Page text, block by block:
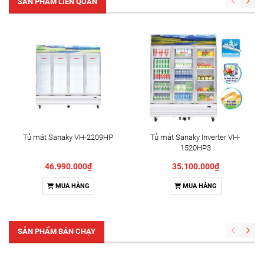
Tủ mát Sanaky VH-2209HP
46.990.000₫
MUA HÀNG
Tủ mát Sanaky Inverter VH-
1520HP3
35.100.000₫
MUA HÀNG
SẢN PHẨM BÁN CHẠY